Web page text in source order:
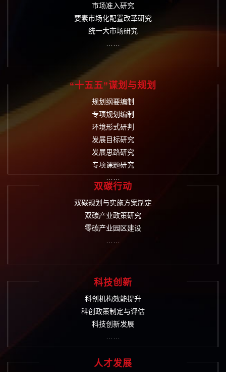
市场准入研究
要素市场化配置改革研究
统一大市场研究
……
“十五五”谋划与规划
规划纲要编制
专项规划编制
环境形式研判
发展目标研究
发展思路研究
专项课题研究
……
双碳行动
双碳规划与实施方案制定
双碳产业政策研究
零碳产业园区建设
……
科技创新
科创机构效能提升
科创政策制定与评估
科技创新发展
……
人才发展